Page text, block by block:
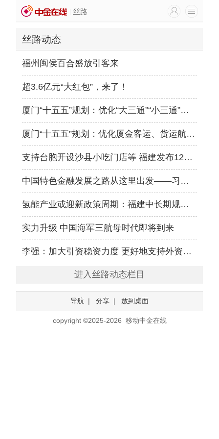
丝路
丝路动态
福州闽侯百合盛放引客来
超3.6亿元“大红包”，来了！
厦门“十五五”规划：优化“大三通”“小三通”直航航线，做大对台海运快件“南向通道”
厦门“十五五”规划：优化厦金客运、货运航线布局
支持台胞开设沙县小吃门店等 福建发布12条惠台政策措施
中国特色金融发展之路从这里出发——习近平同志在闽金融论述和实践经验
氢能产业或迎新政策周期：福建中长期规划发布 蜀道、丰田合资公司披露最新进展
实力升级 中国海军三航母时代即将到来
李强：加大引资稳资力度 更好地支持外资企业发展
进入丝路动态栏目
导航 | 分享 | 放到桌面
copyright ©2025-2026 移动中金在线